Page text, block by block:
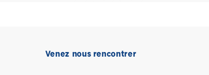
Venez nous rencontrer